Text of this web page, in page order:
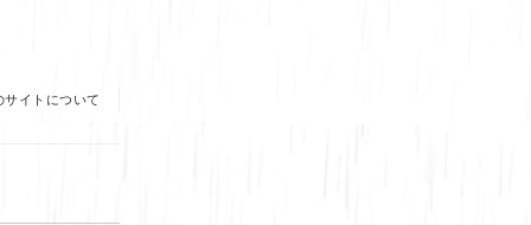
サイトについて